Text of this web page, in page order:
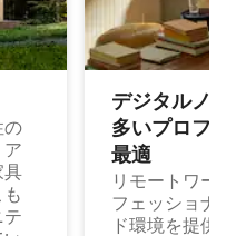
の
具
デジタルノ
多⁠いプ⁠ロ⁠フ⁠
最⁠適
リモートワー
フェッショナ
ド環境を提供